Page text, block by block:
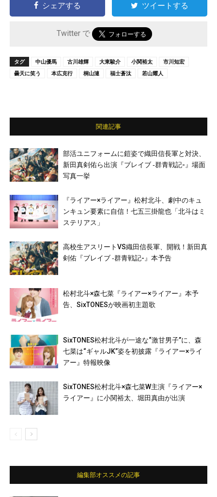
シェアする ツイートする
Twitter で
タグ 中山優馬 古川雄輝 大東駿介 小関裕太
市川知宏
曇天に笑う
本広克行 桐山漣 福士蒼汰 若山耀人
関連記事
部活ユニフォームに鎧姿で織田信長軍と対決、
新田真剣佑ら出演『ブレイブ ‐群青戦記-』場面
写真一挙
『ライアー×ライアー』松村北斗、劇中のキュ
ンキュン要素に自信！七五三掛龍也「北斗はミ
ステリアス」
高校生アスリートVS織田信長軍、開戦！新田真
剣佑『ブレイブ ‐群青戦記-』本予告
松村北斗×森七菜『ライアー×ライアー』本予
告、SixTONESが映画初主題歌
SixTONES松村北斗が一途な“激甘男子”に、森
七菜は“ギャルJK”姿を初披露『ライアー×ライ
アー』特報映像
SixTONES松村北斗×森七菜W主演『ライアー×
ライアー』に小関裕太、堀田真由が出演
編集部オススメの記事